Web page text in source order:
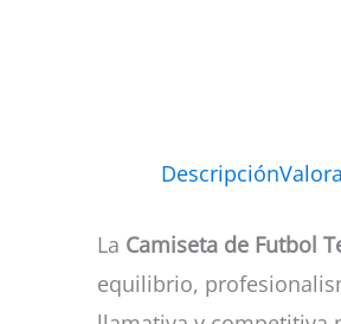
Descripción
La Camiseta de Futbol
equilibrio,